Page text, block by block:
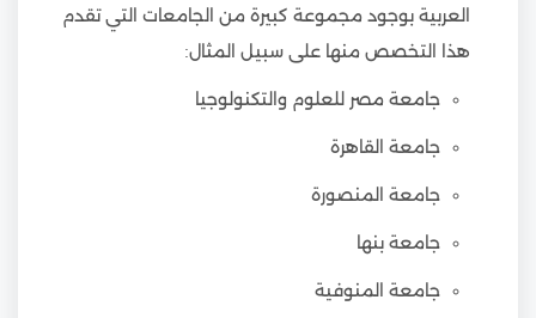
العربية بوجود مجموعة كبيرة من الجامعات التي تقدم
هذا التخصص منها على سبيل المثال:
جامعة مصر للعلوم والتكنولوجيا
جامعة القاهرة
جامعة المنصورة
جامعة بنها
جامعة المنوفية